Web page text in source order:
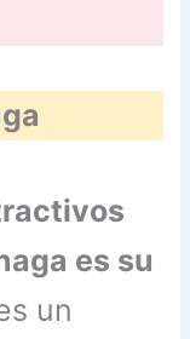
es su
un